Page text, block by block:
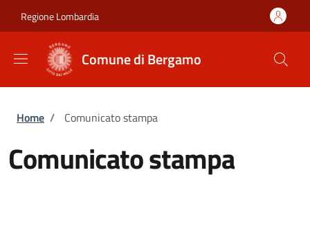
Regione Lombardia
Comune di Bergamo
Briciole di pane
Home / Comunicato stampa
Comunicato stampa